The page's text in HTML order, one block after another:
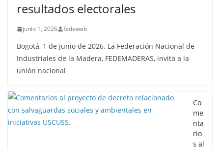
resultados electorales
junio 1, 2026 fedeweb
Bogotá, 1 de junio de 2026. La Federación Nacional de
Industriales de la Madera, FEDEMADERAS, invita a la
unión nacional
Co
me
nta
rio
s al